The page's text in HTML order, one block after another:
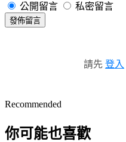
公開留言 私密留言
發佈留言
請先 登入
Recommended
你可能也喜歡